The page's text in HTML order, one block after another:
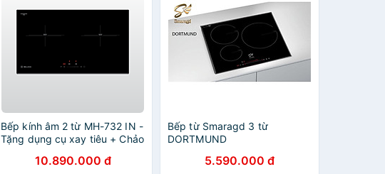
Bếp kính âm 2 từ MH-732 IN -
Tặng dụng cụ xay tiêu + Chảo
10.890.000 đ
Bếp từ Smaragd 3 từ
DORTMUND
5.590.000 đ